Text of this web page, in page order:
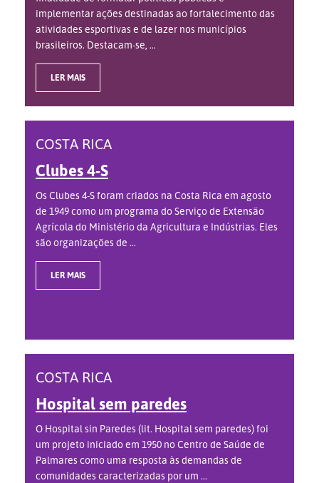
implementar ações destinadas ao fortalecimento das
atividades esportivas e de lazer nos municípios
brasileiros. Destacam-se, ...
LER MAIS
COSTA RICA
Clubes 4-S
Os Clubes 4-S foram criados na Costa Rica em agosto
de 1949 como um programa do Serviço de Extensão
Agrícola do Ministério da Agricultura e Indústrias. Eles
são organizações de ...
LER MAIS
COSTA RICA
Hospital sem paredes
O Hospital sin Paredes (lit. Hospital sem paredes) foi
um projeto iniciado em 1950 no Centro de Saúde de
Palmares como uma resposta às demandas de
comunidades caracterizadas por um ...